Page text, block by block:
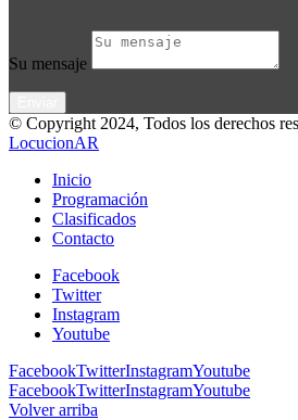
Su mensaje
© Copyright 2024, Todos los derechos
LocucionAR
Inicio
Programación
Clasificados
Contacto
Facebook
Twitter
Instagram
Youtube
FacebookTwitterInstagramYoutube
FacebookTwitterInstagramYoutube
Volver arriba